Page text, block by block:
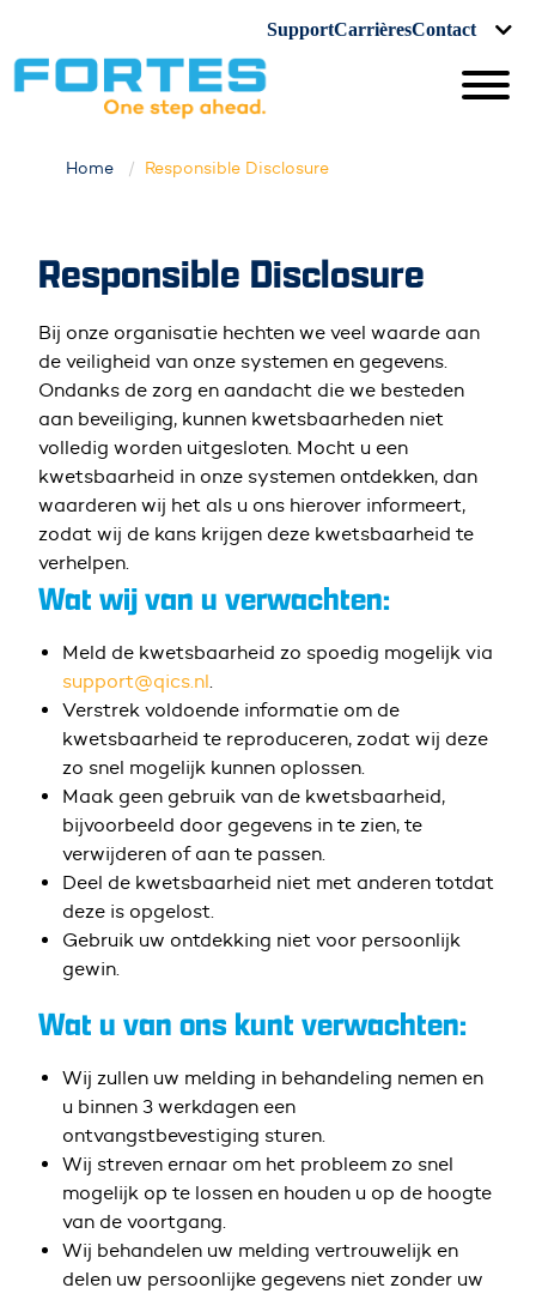
SupportCarrièresContact
Home Responsible Disclosure
Responsible Disclosure
Bij onze organisatie hechten we veel waarde aan
de veiligheid van onze systemen en gegevens.
Ondanks de zorg en aandacht die we besteden
aan beveiliging, kunnen kwetsbaarheden niet
volledig worden uitgesloten. Mocht u een
kwetsbaarheid in onze systemen ontdekken, dan
waarderen wij het als u ons hierover informeert,
zodat wij de kans krijgen deze kwetsbaarheid te
verhelpen.
Wat wij van u verwachten:
Meld de kwetsbaarheid zo spoedig mogelijk via
support@qics.nl
Verstrek voldoende informatie om de
kwetsbaarheid te reproduceren, zodat wij deze
zo snel mogelijk kunnen oplossen.
Maak geen gebruik van de kwetsbaarheid,
bijvoorbeeld door gegevens in te zien, te
verwijderen of aan te passen.
Deel de kwetsbaarheid niet met anderen totdat
deze is opgelost.
Gebruik uw ontdekking niet voor persoonlijk
gewin.
Wat u van ons kunt verwachten:
Wij zullen uw melding in behandeling nemen en
u binnen 3 werkdagen een
ontvangstbevestiging sturen.
Wij streven ernaar om het probleem zo snel
mogelijk op te lossen en houden u op de hoogte
van de voortgang.
Wij behandelen uw melding vertrouwelijk en
delen uw persoonlijke gegevens niet zonder uw